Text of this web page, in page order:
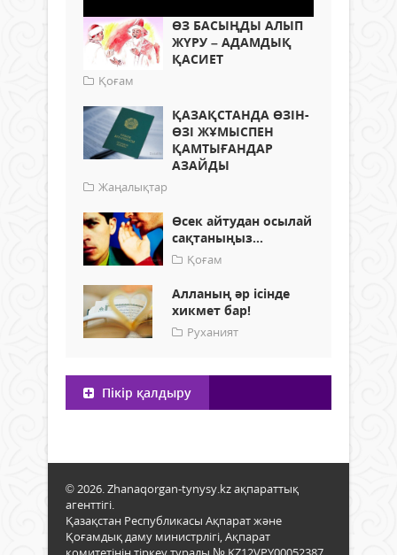
ӨЗ БАСЫҢДЫ АЛЫП
ЖҮРУ – АДАМДЫҚ
ҚАСИЕТ
Қоғам
ҚАЗАҚСТАНДА ӨЗІН-
ӨЗІ ЖҰМЫСПЕН
ҚАМТЫҒАНДАР
АЗАЙДЫ
Жаңалықтар
Өсек айтудан осылай
сақтаныңыз...
Қоғам
Алланың әр ісінде
хикмет бар!
Руханият
Пікір қалдыру
© 2026. Zhanaqorgan-tynysy.kz ақпараттық
агенттігі.
Қазақстан Республикасы Ақпарат және
Қоғамдық даму министрлігі, Ақпарат